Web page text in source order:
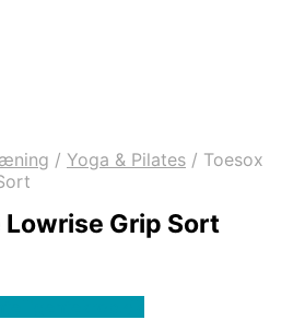
/ Yoga & Pilates / Toesox
Lowrise Grip Sort